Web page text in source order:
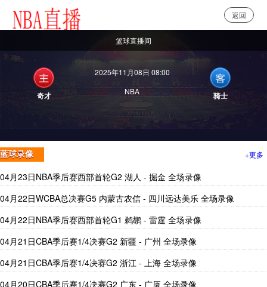
返回
篮球直播间
奇才
2025年11月08日 08:00
NBA
骑士
蓝球录像 +更多
04月23日NBA季后赛西部首轮G2 湖人 - 掘金 全场录像
04月22日WCBA总决赛G5 内蒙古农信 - 四川远达美乐 全场录像
04月22日NBA季后赛西部首轮G1 鹈鹕 - 雷霆 全场录像
04月21日CBA季后赛1/4决赛G2 新疆 - 广州 全场录像
04月21日CBA季后赛1/4决赛G2 浙江 - 上海 全场录像
04月20日CBA季后赛1/4决赛G2 广东 - 广厦 全场录像